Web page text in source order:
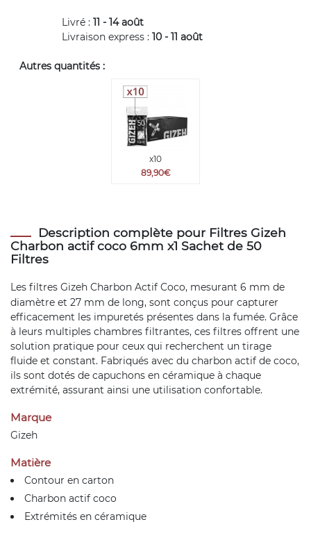
Livré : 11 - 14 août
Livraison express : 10 - 11 août
Autres quantités :
x10
89,90€
Description complète pour Filtres Gizeh
Charbon actif coco 6mm x1 Sachet de 50
Filtres
Les filtres Gizeh Charbon Actif Coco, mesurant 6 mm de
diamètre et 27 mm de long, sont conçus pour capturer
efficacement les impuretés présentes dans la fumée. Grâce
à leurs multiples chambres filtrantes, ces filtres offrent une
solution pratique pour ceux qui recherchent un tirage
fluide et constant. Fabriqués avec du charbon actif de coco,
ils sont dotés de capuchons en céramique à chaque
extrémité, assurant ainsi une utilisation confortable.
Marque
Gizeh
Matière
Contour en carton
Charbon actif coco
Extrémités en céramique